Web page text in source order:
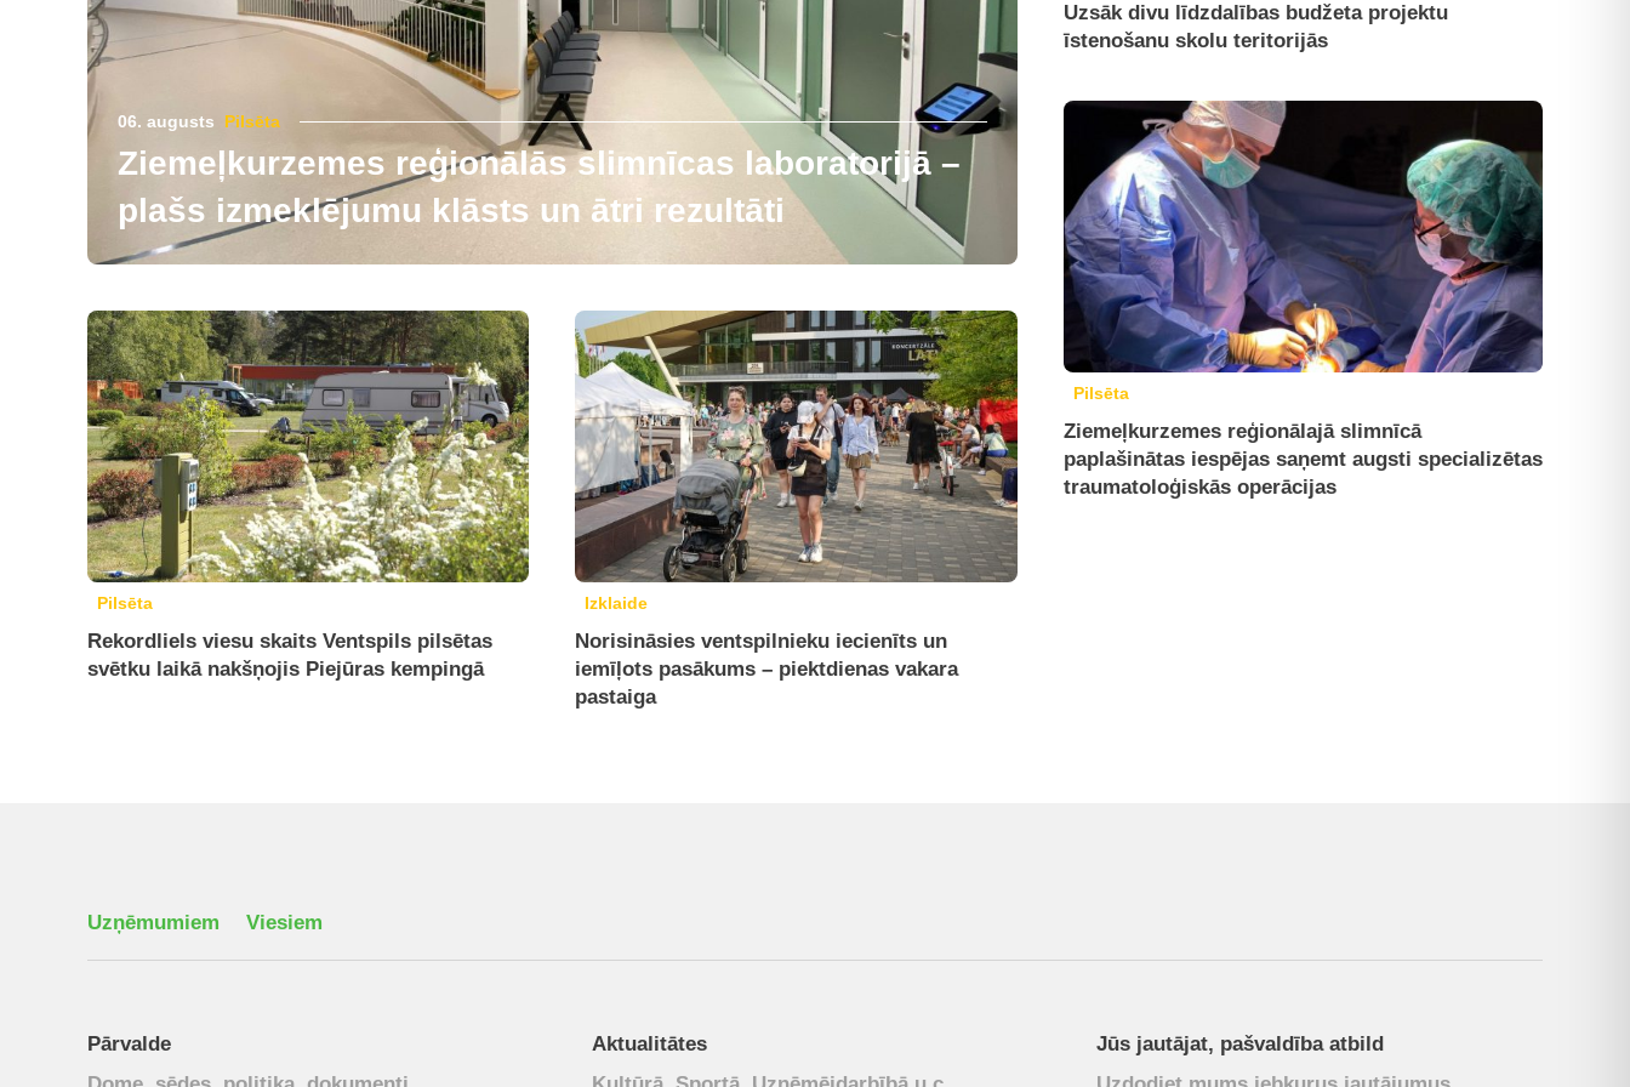
06. augusts Pilsēta
Ziemeļkurzemes reģionālās slimnīcas laboratorijā –
plašs izmeklējumu klāsts un ātri rezultāti
Pilsēta
Rekordliels viesu skaits Ventspils pilsētas
svētku laikā nakšņojis Piejūras kempingā
Izklaide
Norisināsies ventspilnieku iecienīts un
iemīļots pasākums – piektdienas vakara
pastaiga
Uzsāk divu līdzdalības budžeta projektu
īstenošanu skolu teritorijās
Pilsēta
Ziemeļkurzemes reģionālajā slimnīcā
paplašinātas iespējas saņemt augsti specializētas
traumatoloģiskās operācijas
Uzņēmumiem Viesiem
Pārvalde
Aktualitātes
Jūs jautājat, pašvaldība atbild